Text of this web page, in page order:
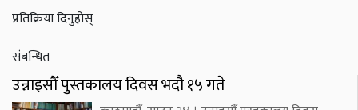
प्रतिक्रिया दिनुहोस्
संबन्धित
उन्नाइसौँ पुस्तकालय दिवस भदौ १५ गते